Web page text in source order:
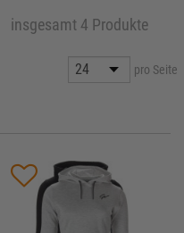
insgesamt 4 Produkte
pro Seite